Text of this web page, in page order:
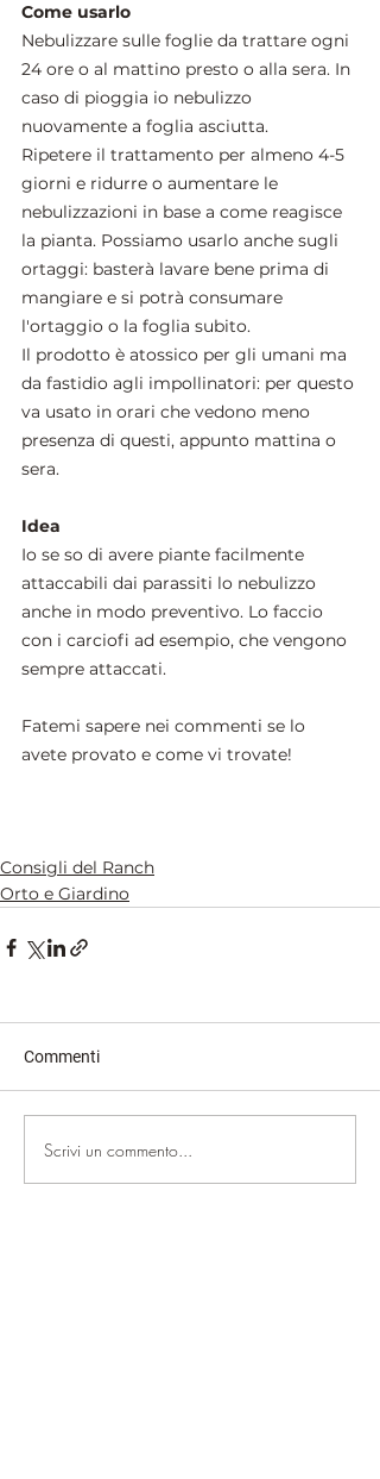
Come usarlo
Nebulizzare sulle foglie da trattare ogni
24 ore o al mattino presto o alla sera. In
caso di pioggia io nebulizzo
nuovamente a foglia asciutta.
Ripetere il trattamento per almeno 4-5
giorni e ridurre o aumentare le
nebulizzazioni in base a come reagisce
la pianta. Possiamo usarlo anche sugli
ortaggi: basterà lavare bene prima di
mangiare e si potrà consumare
l'ortaggio o la foglia subito.
Il prodotto è atossico per gli umani ma
da fastidio agli impollinatori: per questo
va usato in orari che vedono meno
presenza di questi, appunto mattina o
sera.
Idea
Io se so di avere piante facilmente
attaccabili dai parassiti lo nebulizzo
anche in modo preventivo. Lo faccio
con i carciofi ad esempio, che vengono
sempre attaccati.
Fatemi sapere nei commenti se lo
avete provato e come vi trovate!
Consigli del Ranch
Orto e Giardino
Commenti
Scrivi un commento...